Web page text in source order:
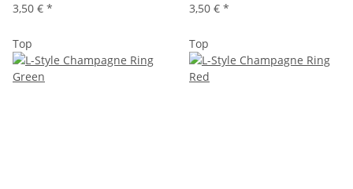
3,50 € *
3,50 € *
Top Top